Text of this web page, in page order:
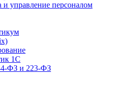
управление персоналом
1С
и 223‑ФЗ